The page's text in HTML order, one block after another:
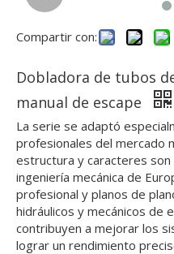
Compartir con:
Dobladora de tubos
manual de escape
La serie se adaptó
profesionales del mercado
estructura y caracteres
ingeniería mecánica de
profesional y planos de
hidráulicos y mecánicos de
contribuyen a mejorar los
lograr un rendimiento